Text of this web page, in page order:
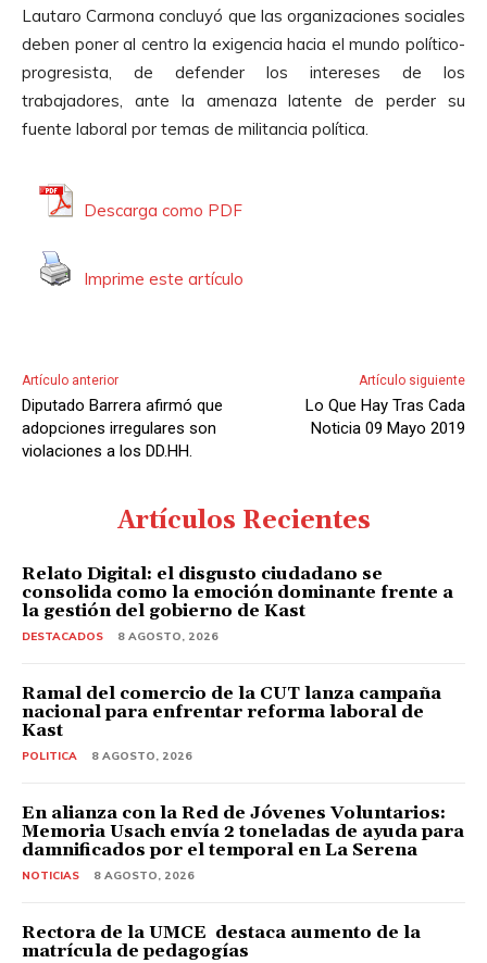
e
A
u
d
i
o
d
u
c
t
o
Lautaro Carmona concluyó que las organizaciones sociales
deben poner al centro la exigencia hacia el mundo político-
progresista, de defender los intereses de los
trabajadores, ante la amenaza latente de perder su
fuente laboral por temas de militancia política.
Descarga como PDF
Imprime este artículo
Artículo anterior
Diputado Barrera afirmó que
adopciones irregulares son
violaciones a los DD.HH.
Artículo siguiente
Lo Que Hay Tras Cada
Noticia 09 Mayo 2019
Artículos Recientes
Relato Digital: el disgusto ciudadano se
consolida como la emoción dominante frente a
la gestión del gobierno de Kast
DESTACADOS 8 AGOSTO, 2026
Ramal del comercio de la CUT lanza campaña
nacional para enfrentar reforma laboral de
Kast
POLITICA 8 AGOSTO, 2026
En alianza con la Red de Jóvenes Voluntarios:
Memoria Usach envía 2 toneladas de ayuda para
damnificados por el temporal en La Serena
NOTICIAS 8 AGOSTO, 2026
Rectora de la UMCE destaca aumento de la
matrícula de pedagogías